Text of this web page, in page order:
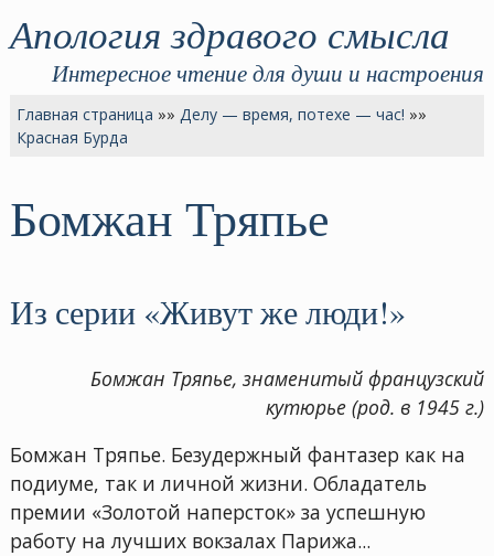
Апология здравого смысла
Интересное чтение для души и настроения
Главная страница »»Делу — время, потехе — час! »»
Красная Бурда
Бомжан Тряпье
Из серии «Живут же люди!»
Бомжан Тряпье, знаменитый французский
кутюрье (род. в 1945 г.)
Бомжан Тряпье. Безудержный фантазер как на
подиуме, так и личной жизни. Обладатель
премии «Золотой наперсток» за успешную
работу на лучших вокзалах Парижа...